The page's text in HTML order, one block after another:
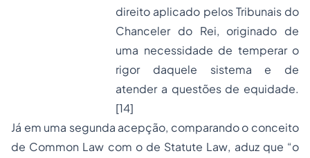
direito aplicado pelos Tribunais do
Chanceler do Rei, originado de
uma necessidade de temperar o
rigor daquele sistema e de
atender a questões de equidade.
[14]
Já em uma segunda acepção, comparando o conceito
de Common Law com o de Statute Law, aduz que “o